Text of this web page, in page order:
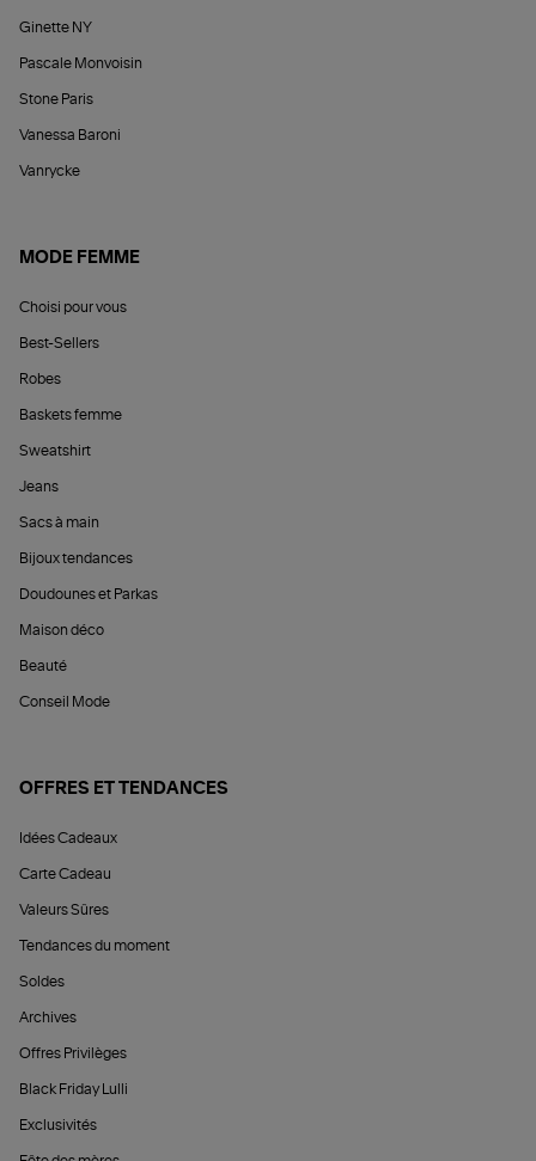
Ginette NY
Pascale Monvoisin
Stone Paris
Vanessa Baroni
Vanrycke
MODE FEMME
Choisi pour vous
Best-Sellers
Robes
Baskets femme
Sweatshirt
Jeans
Sacs à main
Bijoux tendances
Doudounes et Parkas
Maison déco
Beauté
Conseil Mode
OFFRES ET TENDANCES
Idées Cadeaux
Carte Cadeau
Valeurs Sûres
Tendances du moment
Soldes
Archives
Offres Privilèges
Black Friday Lulli
Exclusivités